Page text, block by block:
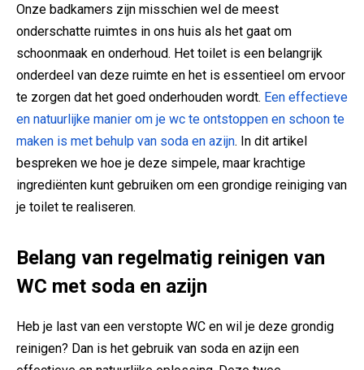
Onze badkamers zijn misschien wel de meest
onderschatte ruimtes in ons huis als het gaat om
schoonmaak en onderhoud. Het toilet is een belangrijk
onderdeel van deze ruimte en het is essentieel om ervoor
te zorgen dat het goed onderhouden wordt. Een effectieve
en natuurlijke manier om je wc te ontstoppen en schoon te
maken is met behulp van soda en azijn. In dit artikel
bespreken we hoe je deze simpele, maar krachtige
ingrediënten kunt gebruiken om een grondige reiniging van
je toilet te realiseren.
Belang van regelmatig reinigen van
WC met soda en azijn
Heb je last van een verstopte WC en wil je deze grondig
reinigen? Dan is het gebruik van soda en azijn een